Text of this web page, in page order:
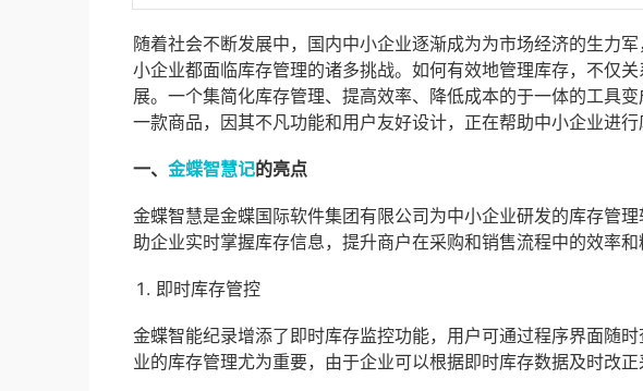
随着社会不断发展中，国内中小企业逐渐成为为市场经济的生力
小企业都面临库存管理的诸多挑战。如何有效地管理库存，不仅
展。一个集简化库存管理、提高效率、降低成本的于一体的工具
一款商品，因其不凡功能和用户友好设计，正在帮助中小企业进行
一、 金蝶智慧记的亮点
金蝶智慧是金蝶国际软件集团有限公司为中小企业研发的库存管
助企业实时掌握库存信息，提升商户在采购和销售流程中的效率和
即时库存管控
金蝶智能纪录增添了即时库存监控功能，用户可通过程序界面随
业的库存管理尤为重要，由于企业可以根据即时库存数据及时改